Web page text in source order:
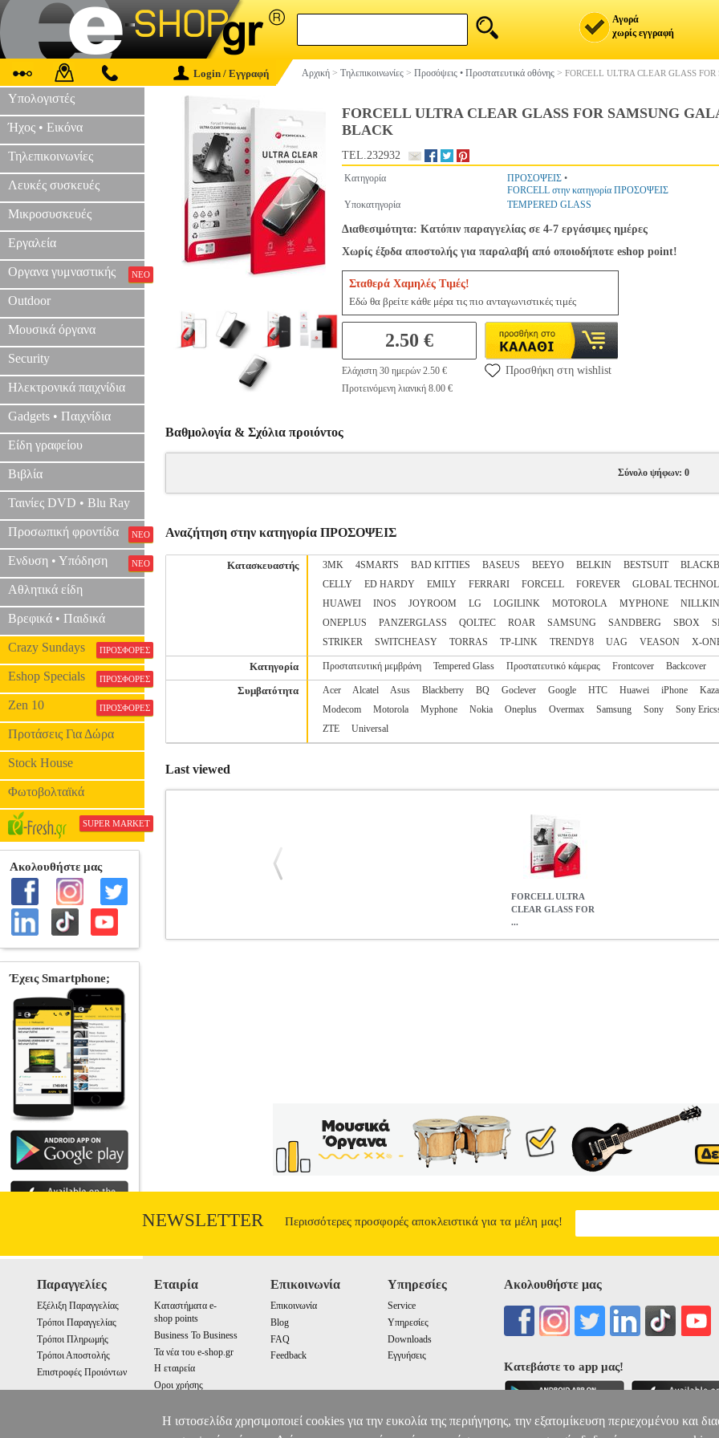
Αγορά
χωρίς εγγραφή
Login / Εγγραφή Αρχική > Τηλεπικοινωνίες > Προσόψεις • Προστατευτικά οθόνης > FORCELL ULTRA CLEAR GLASS
Υπολογιστές
Ήχος • Εικόνα
Τηλεπικοινωνίες
Λευκές συσκευές
Μικροσυσκευές
Εργαλεία
Οργανα γυμναστικής ΝΕΟ
Outdoor
Μουσικά όργανα
Security
Ηλεκτρονικά παιχνίδια
Gadgets • Παιχνίδια
Είδη γραφείου
Βιβλία
Ταινίες DVD • Blu Ray
Προσωπική φροντίδα ΝΕΟ
Ενδυση • Υπόδηση ΝΕΟ
Αθλητικά είδη
Βρεφικά • Παιδικά
Crazy Sundays ΠΡΟΣΦΟΡΕΣ
Eshop Specials ΠΡΟΣΦΟΡΕΣ
Zen 10 ΠΡΟΣΦΟΡΕΣ
Προτάσεις Για Δώρα
Stock House
Φωτοβολταϊκά
SUPER MARKET
FORCELL ULTRA CLEAR GLASS FOR SAMSUNG
BLACK
TEL.232932
Κατηγορία ΠΡΟΣΟΨΕΙΣ •
FORCELL στην κατηγορία ΠΡΟΣΟΨΕΙΣ
Υποκατηγορία
TEMPERED GLASS
Διαθεσιμότητα: Κατόπιν παραγγελίας σε 4-7 εργάσιμες ημέρες
Χωρίς έξοδα αποστολής για παραλαβή από οποιοδήποτε eshop point!
Σταθερά Χαμηλές Τιμές!
Εδώ θα βρείτε κάθε μέρα τις πιο ανταγωνιστικές τιμές
2.50 €
Ελάχιστη 30 ημερών 2.50 €
Προτεινόμενη λιανική 8.00 €
Προσθήκη στη wishlist
Βαθμολογία & Σχόλια προιόντος
Σύνολο ψήφων: 0
Αναζήτηση στην κατηγορία ΠΡΟΣΟΨΕΙΣ
Κατασκευαστής 3MK 4SMARTS BAD KITTIES BASEUS BEEYO BELKIN BESTSUIT
CELLY
ED HARDY EMILY FERRARI FORCELL FOREVER GLOBAL
HUAWEI
INOS JOYROOM LG LOGILINK MOTOROLA MYPHONE NILLKIN
ONEPLUS
PANZERGLASS QOLTEC ROAR SAMSUNG SANDBERG SBOX
STRIKER
SWITCHEASY TORRAS TP-LINK TRENDY8 UAG VEASON X-
Κατηγορία Προστατευτική μεμβράνη Tempered Glass Προστατευτικό κάμερας Frontcover Backcover
Συμβατότητα Acer Alcatel Asus Blackberry BQ Goclever Google HTC Huawei iPhone
Modecom
Motorola Myphone Nokia Oneplus Overmax Samsung Sony Sony
ZTE
Universal
Last viewed
FORCELL ULTRA
CLEAR GLASS FOR
...
NEWSLETTER Περισσότερες προσφορές αποκλειστικά για τα μέλη μας!
Παραγγελίες
Εξέλιξη Παραγγελίας
Τρόποι Παραγγελίας
Τρόποι Πληρωμής
Τρόποι Αποστολής
Επιστροφές Προιόντων
Εταιρία
Καταστήματα e-
shop points
Business To Business
Τα νέα του e-shop.gr
Η εταιρεία
Οροι χρήσης
Επικοινωνία
Επικοινωνία
Blog
FAQ
Feedback
Υπηρεσίες
Service
Υπηρεσίες
Downloads
Εγγυήσεις
Ακολουθήστε μας
Κατεβάστε το app μας!
Η ιστοσελίδα χρησιμοποιεί cookies για την ευκολία της περιήγησης, την εξατομίκευση περιεχομένου και